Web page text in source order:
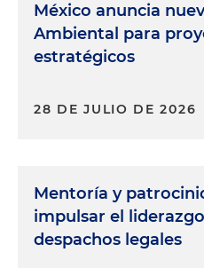
México anuncia
Ambiental para
estratégicos
28 DE JULIO DE 2026
Mentoría y
impulsar el
despachos legales